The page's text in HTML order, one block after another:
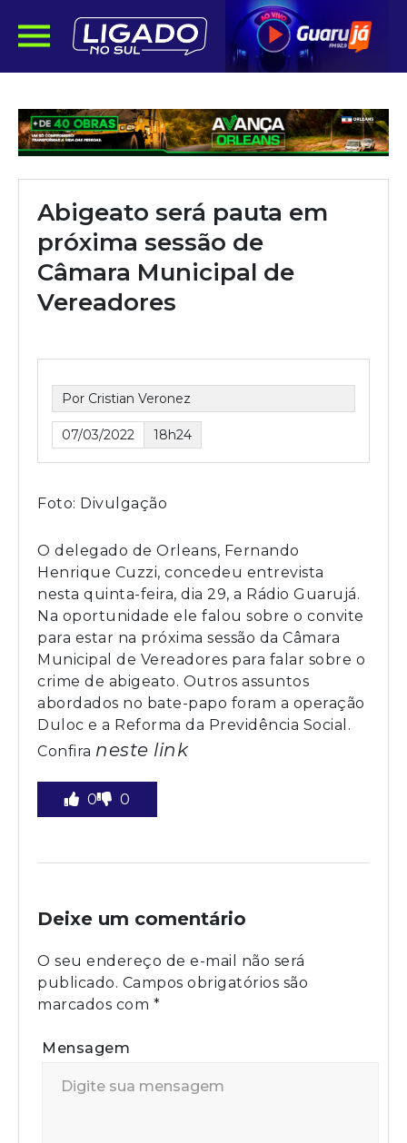
Abigeato será pauta em
próxima sessão de
Câmara Municipal de
Vereadores
Por Cristian Veronez
07/03/2022 18h24
Foto: Divulgação
O delegado de Orleans, Fernando
Henrique Cuzzi, concedeu entrevista
nesta quinta-feira, dia 29, a Rádio Guarujá.
Na oportunidade ele falou sobre o convite
para estar na próxima sessão da Câmara
Municipal de Vereadores para falar sobre o
crime de abigeato. Outros assuntos
abordados no bate-papo foram a operação
Duloc e a Reforma da Previdência Social.
Confira neste link
0 0
Deixe um comentário
O seu endereço de e-mail não será
publicado. Campos obrigatórios são
marcados com *
Mensagem